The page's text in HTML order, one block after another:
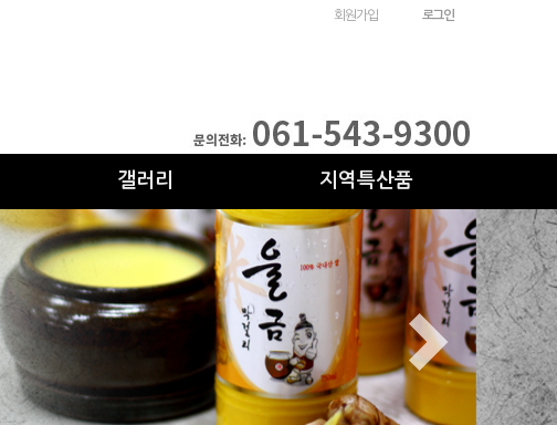
회원가입 로그인
갤러리 지역특산품